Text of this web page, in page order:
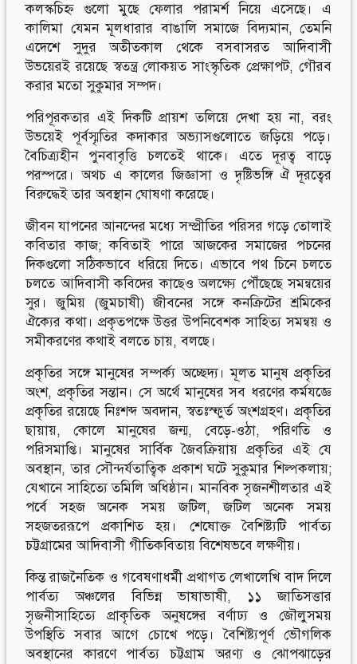
কলস্কচিহ্ন গুলো মুছে ফেলার পরামর্শ নিয়ে এসেছে। এ
কালিমা যেমন মূলধারার বাঙালি সমাজে বিদ্যমান, তেমনি
এদেশে সুদুর অতীতকাল থেকে বসবাসরত আদিবাসী
উভয়েরই রয়েছে স্বতন্ত্র লোকয়ত সাংস্কৃতিক প্রেক্ষাপট, গৌরব
করার মতো সুকুমার সম্পদ।
পরিপূরকতার এই দিকটি প্রায়শ তলিয়ে দেখা হয় না, বরং
উভয়েই পূর্বস্মৃতির কদাকার অভ্যাসগুলোতে জড়িয়ে পড়ে।
বৈচিত্র্যহীন পুনবাবৃত্তি চলতেই থাকে। এতে দূরত্ব বাড়ে
পরস্পরে। অথচ এ কালের জিজ্ঞাসা ও দৃষ্টিভঙ্গি ঐ দূরত্বের
বিরুদ্ধেই তার অবস্থান ঘোষণা করেছে।
জীবন যাপনের আনন্দের মধ্যে সম্প্রীতির পরিসর গড়ে তোলাই
কবিতার কাজ; কবিতাই পারে আজকের সমাজের পচনের
দিকগুলো সঠিকভাবে ধরিয়ে দিতে। এভাবে পথ চিনে চলতে
চলতে আদিবাসী কবিদের কাছেও অলক্ষ্যে পৌঁছেছে সমন্বয়ের
সুর। জুমিয় (জুমচাষী) জীবনের সঙ্গে কনক্রিটের শ্রমিকের
ঐক্যের কথা। প্রকৃতপক্ষে উত্তর উপনিবেশক সাহিত্য সমন্বয় ও
সমীকরণের কথাই বলতে চায়, বলছে।
প্রকৃতির সঙ্গে মানুষের সম্পর্ক্য অচ্ছেদ্য। মূলত মানুষ প্রকৃতির
অংশ, প্রকৃতির সন্তান। সে অর্থে মানুষের সব ধরণের কর্মযজ্ঞে
প্রকৃতির রয়েছে নিঃশব্দ অবদান, স্বতঃস্ফুর্ত অংশগ্রহণ। প্রকৃতির
ছায়ায়, কোলে মানুষের জন্ম, বেড়ে-ওঠা, পরিণতি ও
পরিসমাপ্তি। মানুষের সার্বিক জৈবক্রিয়ায় প্রকৃতির এই যে
অবস্থান, তার সৌন্দর্যতাত্বিক প্রকাশ ঘটে সুকুমার শিল্পকলায়;
যেখানে সাহিত্যে তমিলি অধিষ্ঠান। মানবিক সৃজনশীলতার এই
পর্বে সহজ অনেক সময় জটিল, জটিল অনেক সময়
সহজতররূপে প্রকাশিত হয়। শেষোক্ত বৈশিষ্ট্যটি পার্বত্য
চট্টগ্রামের আদিবাসী গীতিকবিতায় বিশেষভবে লক্ষণীয়।
কিন্ত রাজনৈতিক ও গবেষণাধর্মী প্রথাগত লেখালেখি বাদ দিলে
পার্বত্য অঞ্চলের বিভিন্ন ভাষাভাষী, ১১ জাতিসত্তার
সৃজনীসাহিত্যে প্রাকৃতিক অনুষঙ্গের বর্ণাঢ্য ও জৌলুসময়
উপস্থিতি সবার আগে চোখে পড়ে। বৈশিষ্ট্যপূর্ণ ভৌগলিক
অবস্থানের কারণে পার্বত্য চট্টগ্রাম অরণ্য ও ঝোপঝাড়ের